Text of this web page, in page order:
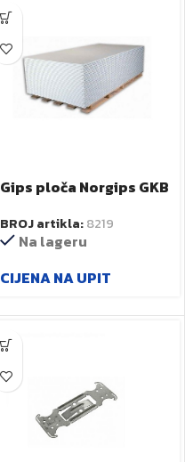
Gips ploča Norgips GKB
BROJ artikla:8219
Na lageru
CIJENA NA UPIT